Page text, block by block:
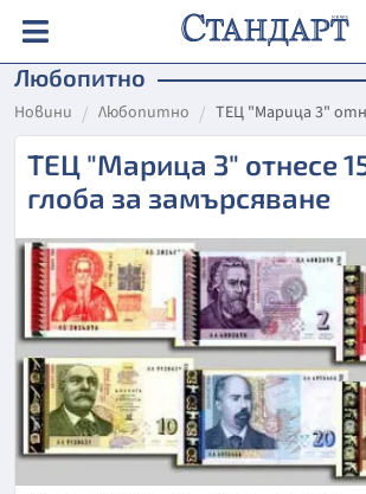
Любопитно
Новини Любопитно ТЕЦ "Марица 3"
ТЕЦ "Марица 3" отнесе
глоба за замърсяване